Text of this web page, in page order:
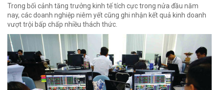
Trong bối cảnh tăng trưởng kinh tế tích cực trong nửa đầu năm
nay, các doanh nghiệp niêm yết cũng ghi nhận kết quả kinh doanh
vượt trội bấp chấp nhiều thách thức.